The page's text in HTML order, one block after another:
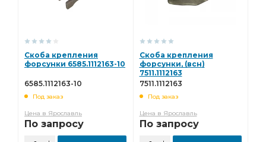
Скоба крепления
форсунки 6585.1112163-10
6585.1112163-10
Под заказ
Цена в Ярославль
По запросу
Скоба крепления
форсунки, (всн)
7511.1112163
7511.1112163
Под заказ
Цена в Ярославль
По запросу